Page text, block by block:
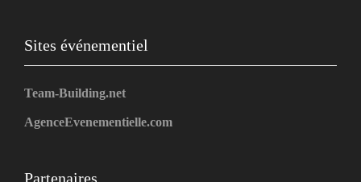
Sites événementiel
Team-Building.net
AgenceEvenementielle.com
Partenaires